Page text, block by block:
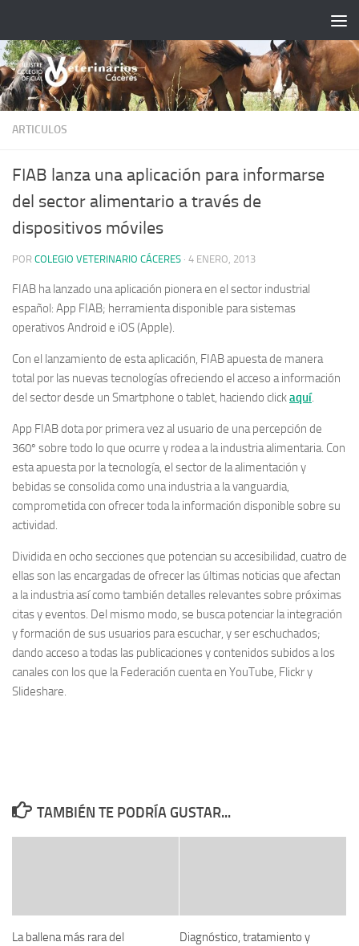
ARTICULOS
FIAB lanza una aplicación para informarse
del sector alimentario a través de
dispositivos móviles
POR COLEGIO VETERINARIO CÁCERES · 4 ENERO, 2013
FIAB ha lanzado una aplicación pionera en el sector industrial
español: App FIAB; herramienta disponible para sistemas
operativos Android e iOS (Apple).
Con el lanzamiento de esta aplicación, FIAB apuesta de manera
total por las nuevas tecnologías ofreciendo el acceso a información
del sector desde un Smartphone o tablet, haciendo clickaquí.
App FIAB dota por primera vez al usuario de una percepción de
360º sobre todo lo que ocurre y rodea a la industria alimentaria. Con
esta apuesta por la tecnología, el sector de la alimentación y
bebidas se consolida como una industria a la vanguardia,
comprometida con ofrecer toda la información disponible sobre su
actividad.
Dividida en ocho secciones que potencian su accesibilidad, cuatro de
ellas son las encargadas de ofrecer las últimas noticias que afectan
a la industria así como también detalles relevantes sobre próximas
citas y eventos. Del mismo modo, se busca potenciar la integración
y formación de sus usuarios para escuchar, y ser eschuchados;
dando acceso a todas las publicaciones y contenidos subidos a los
canales con los que la Federación cuenta en YouTube, Flickr y
Slideshare.
TAMBIÉN TE PODRÍA GUSTAR...
La ballena más rara del
Diagnóstico, tratamiento y